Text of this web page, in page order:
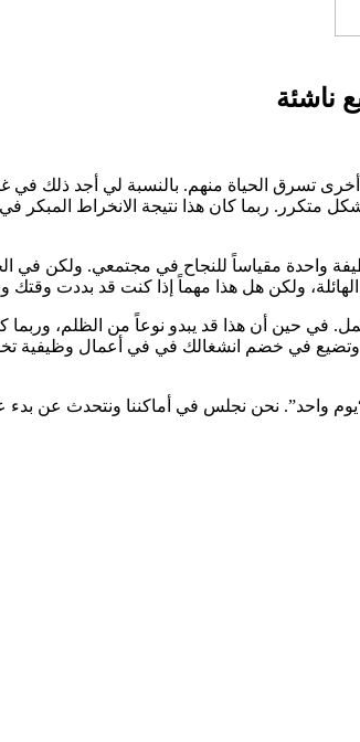
تسرق الحياة منهم. بالنسبة لي أجد ذلك في
مقياساً للنجاح في مجتمعي. ولكن في
ولكن هل هذا مهماً إذا كنت قد بددت وقتك
أن هذا قد يبدو نوعاً من الظلم، وربما
وتضيع في خضم انشغالك في في أعمال وظيفية
واحد”. نحن نجلس في أماكننا ونتحدث عن